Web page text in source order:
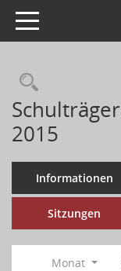
Toggle navigation
2015
Informationen
Sitzungen
Monat